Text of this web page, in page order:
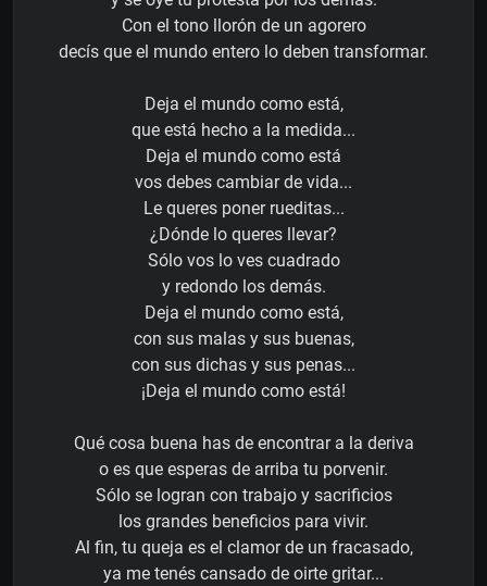
Con el tono llorón de un agorero
decís que el mundo entero lo deben transformar.
Deja el mundo como está,
que está hecho a la medida...
Deja el mundo como está
vos debes cambiar de vida...
Le queres poner rueditas...
¿Dónde lo queres llevar?
Sólo vos lo ves cuadrado
y redondo los demás.
Deja el mundo como está,
con sus malas y sus buenas,
con sus dichas y sus penas...
¡Deja el mundo como está!
Qué cosa buena has de encontrar a la deriva
o es que esperas de arriba tu porvenir.
Sólo se logran con trabajo y sacrificios
los grandes beneficios para vivir.
Al fin, tu queja es el clamor de un fracasado,
ya me tenés cansado de oirte gritar...